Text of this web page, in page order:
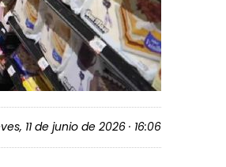
11 de junio de 2026 · 16:06